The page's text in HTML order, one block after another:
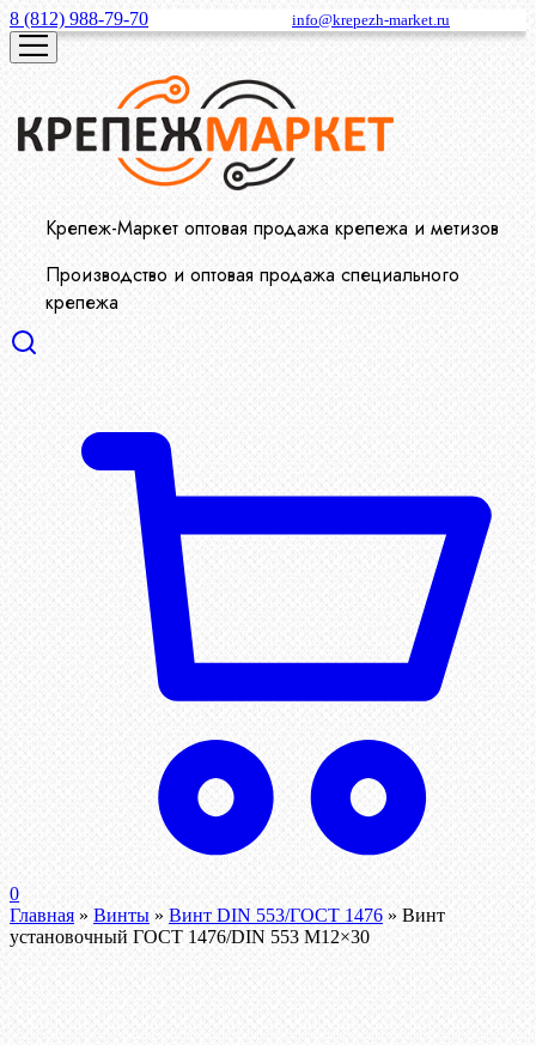
8 (812) 988-79-70 info@krepezh-market.ru
Крепеж-Маркет оптовая продажа крепежа и метизов
Производство и оптовая продажа специального
крепежа
0
Главная » Винты » Винт DIN 553/ГОСТ 1476 » Винт
установочный ГОСТ 1476/DIN 553 М12×30